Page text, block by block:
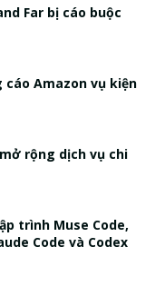
Far bị cáo buộc
Amazon vụ kiện
rộng dịch vụ chi
trình Muse Code,
Code và Codex